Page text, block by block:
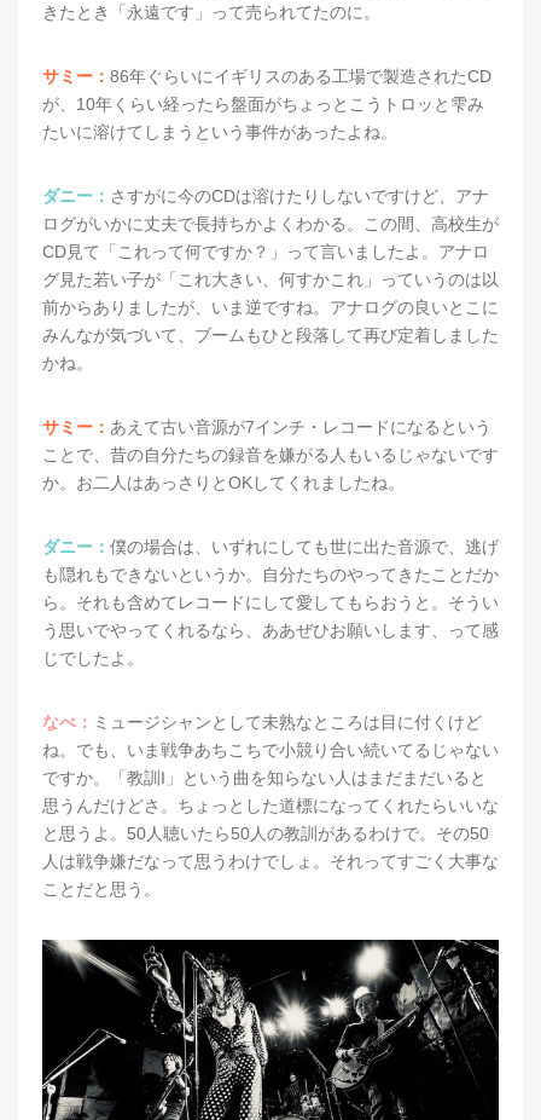
きたとき「永遠です」って売られてたのに。
サミー： 86年ぐらいにイギリスのある工場で製造されたCD
が、10年くらい経ったら盤面がちょっとこうトロッと雫み
たいに溶けてしまうという事件があったよね。
ダニー： さすがに今のCDは溶けたりしないですけど、アナ
ログがいかに丈夫で長持ちかよくわかる。この間、高校生が
CD見て「これって何ですか？」って言いましたよ。アナロ
グ見た若い子が「これ大きい、何すかこれ」っていうのは以
前からありましたが、いま逆ですね。アナログの良いとこに
みんなが気づいて、ブームもひと段落して再び定着しました
かね。
サミー： あえて古い音源が7インチ・レコードになるという
ことで、昔の自分たちの録音を嫌がる人もいるじゃないです
か。お二人はあっさりとOKしてくれましたね。
ダニー： 僕の場合は、いずれにしても世に出た音源で、逃げ
も隠れもできないというか。自分たちのやってきたことだか
ら。それも含めてレコードにして愛してもらおうと。そうい
う思いでやってくれるなら、ああぜひお願いします、って感
じでしたよ。
なべ： ミュージシャンとして未熟なところは目に付くけど
ね。でも、いま戦争あちこちで小競り合い続いてるじゃない
ですか。「教訓I」という曲を知らない人はまだまだいると
思うんだけどさ。ちょっとした道標になってくれたらいいな
と思うよ。50人聴いたら50人の教訓があるわけで。その50
人は戦争嫌だなって思うわけでしょ。それってすごく大事な
ことだと思う。